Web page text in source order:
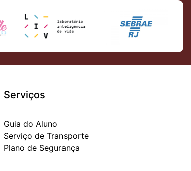
Serviços
Guia do Aluno
Serviço de Transporte
Plano de Segurança